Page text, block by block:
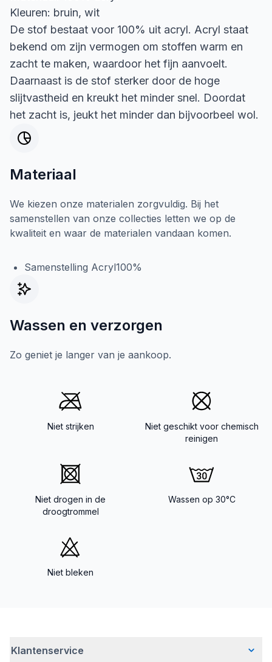
Kleuren: bruin, wit
De stof bestaat voor 100% uit acryl. Acryl staat
bekend om zijn vermogen om stoffen warm en
zacht te maken, waardoor het fijn aanvoelt.
Daarnaast is de stof sterker door de hoge
slijtvastheid en kreukt het minder snel. Doordat
het zacht is, jeukt het minder dan bijvoorbeel wol.
Materiaal
We kiezen onze materialen zorgvuldig. Bij het
samenstellen van onze collecties letten we op de
kwaliteit en waar de materialen vandaan komen.
Samenstelling Acryl100%
Wassen en verzorgen
Zo geniet je langer van je aankoop.
Niet strijken
Niet geschikt voor chemisch
reinigen
Niet drogen in de
droogtrommel
Wassen op 30°C
Niet bleken
Klantenservice